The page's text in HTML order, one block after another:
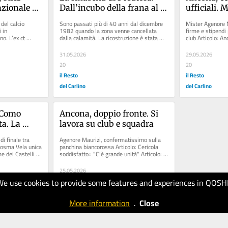
use cookies to provide some features and experiences in
More information . Close
ti
calcio
in
L’ex ct
Zinni. A...
Dall’incubo della frana al
pure ai...cinghiali
Sono passati più di 40 anni dal dicembre
1982 quando la zona venne cancellata
dalla calamità. La ricostruzione è stata
31.05.2026
20
il Resto
del Carlino
ufficiali.
Mister Agenore
firme e
club Articolo:
Recanatese.
29.05.2026
20
il Resto
del Carlino
La
finale tra
Vela unica
dei Castelli
Ancona, doppio fronte. Si
lavora su club e squadra
Agenore Maurizi, confermatissimo sulla
panchina biancorossa Articolo: Cericola
soddisfatto:: "C’è grande unità" Articolo: "I
25.05.2026
10
il Resto
del Carlino